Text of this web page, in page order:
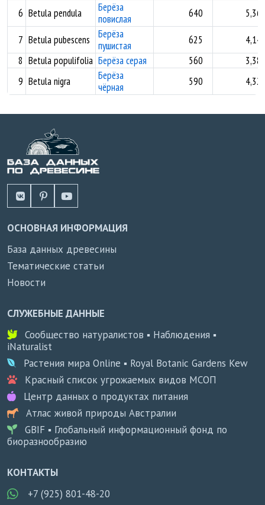
6 Betula pendula
Берёза
повислая
640 5,36
7 Betula pubescens
Берёза
пушистая
625
4,14
8 Betula populifolia Берёза серая 560
3,38
9 Betula nigra
Берёза
чёрная
590 4,32
ОСНОВНАЯ ИНФОРМАЦИЯ
База данных древесины
Тематические статьи
Новости
СЛУЖЕБНЫЕ ДАННЫЕ
Сообщество натуралистов ▪ Наблюдения ▪
iNaturalist
Растения мира Online ▪ Royal Botanic Gardens Kew
Красный список угрожаемых видов МСОП
Центр данных о продуктах питания
Атлас живой природы Австралии
GBIF ▪ Глобальный информационный фонд по
биоразнообразию
КОНТАКТЫ
+7 (925) 801-48-20